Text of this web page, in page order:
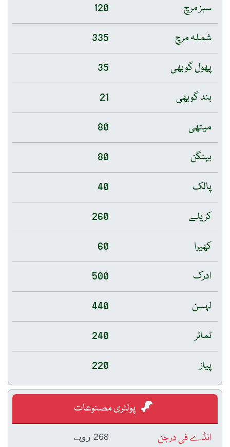
سبز مرچ
120
شملہ مرچ
335
پھول گوبھی
35
بند گوبھی
21
میتھی
80
بینگن
80
پالک
40
کریلے
260
کھیرا
60
ادرک
500
لہسن
440
ٹماٹر
240
پیاز
220
پولٹری مصنوعات
انڈے فی درجن
268 روپے